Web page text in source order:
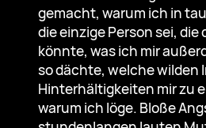
gemacht, warum ich in
die einzige Person sei, die
könnte, was ich mir
so dächte, welche wilden
Hinterhältigkeiten mir zu
warum ich löge. Bloße